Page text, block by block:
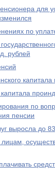
для
по
рублей
по
пенсии
выросла до